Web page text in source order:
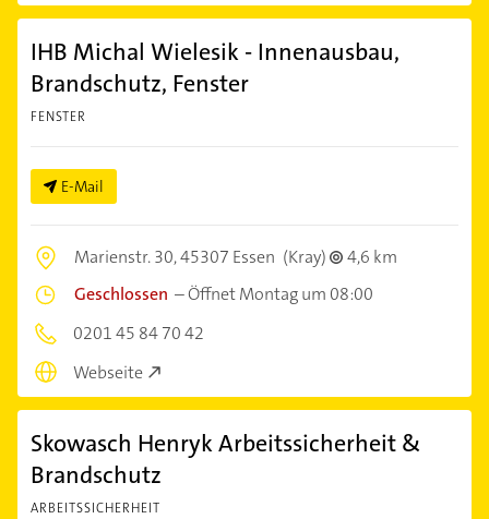
IHB Michal Wielesik - Innenausbau,
Brandschutz, Fenster
FENSTER
E-Mail
Marienstr. 30,45307 Essen (Kray)
4,6 km
Geschlossen –Öffnet Montag um 08:00
0201 45 84 70 42
Webseite
Skowasch Henryk Arbeitssicherheit &
Brandschutz
ARBEITSSICHERHEIT